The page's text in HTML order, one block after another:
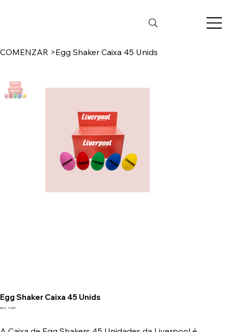
COMENZAR >Egg Shaker Caixa 45 Unids
Egg Shaker Caixa 45 Unids
SKU: SKU
11657